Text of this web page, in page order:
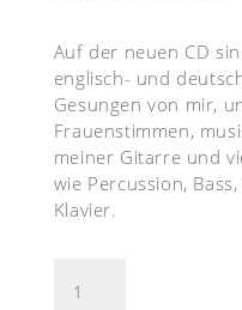
Auf der neuen CD
englisch- und
Gesungen von mir,
Frauenstimmen,
meiner Gitarre und
wie Percussion,
Klavier.
Motherland